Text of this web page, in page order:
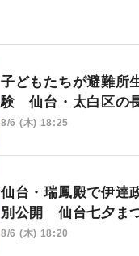
子どもたちが避難所
験 仙台・太白区の
8/6 (木) 18:25
仙台・瑞鳳殿で伊達
別公開 仙台七夕ま
8/6 (木) 18:20